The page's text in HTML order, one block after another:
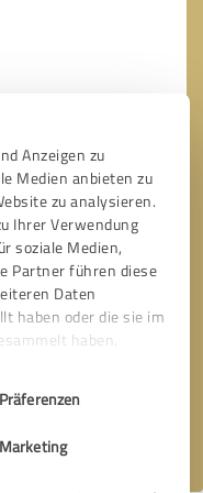
Anzeigen zu
Medien anbieten zu
zu analysieren.
Ihrer Verwendung
soziale Medien,
Partner führen diese
Daten
haben oder die sie im
haben.
Präferenzen
Marketing
* Erforderliche Angaben